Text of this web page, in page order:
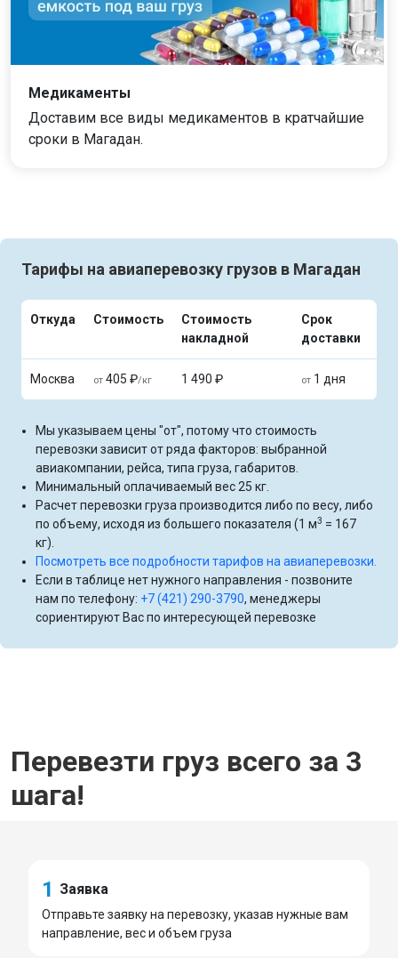
Медикаменты
Доставим все виды медикаментов в кратчайшие
сроки в Магадан.
Тарифы на авиаперевозку грузов в Магадан
Откуда Стоимость
Стоимость
накладной
Срок
доставки
Москва от 405 ₽/кг 1 490 ₽ от 1 дня
Мы указываем цены "от", потому что стоимость
перевозки зависит от ряда факторов: выбранной
авиакомпании, рейса, типа груза, габаритов.
Минимальный оплачиваемый вес 25 кг.
Расчет перевозки груза производится либо по весу, либо
по объему, исходя из большего показателя (1 м3 = 167
кг).
Посмотреть все подробности тарифов на авиаперевозки.
Если в таблице нет нужного направления - позвоните
нам по телефону: +7 (421) 290-3790, менеджеры
сориентируют Вас по интересующей перевозке
Перевезти груз всего за 3
шага!
1 Заявка
Отправьте заявку на перевозку, указав нужные вам
направление, вес и объем груза